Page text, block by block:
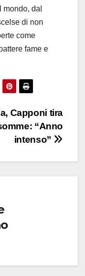
dal
di non
come
fame e
Capponi tira
“Anno
intenso”